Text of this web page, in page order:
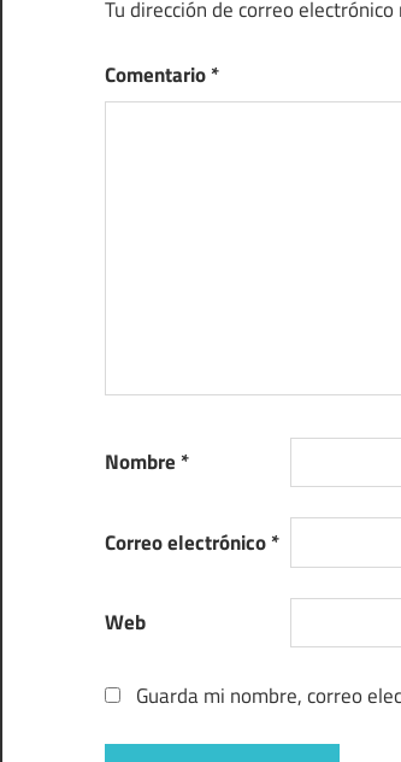
Tu dirección de correo
Comentario*
Nombre *
Correo electrónico*
Web
Guarda mi nombre, correo